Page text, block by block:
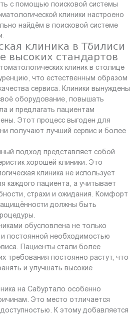
с помощью поисковой системы
клиники настроено
найдём в поисковой системе
клиника в Тбилиси
высоких стандартов
клиник в столице
что естественным образом
сервиса. Клиники вынуждены
оборудование, повышать
и предлагать пациентам
Этот процесс выгоден для
получают лучший сервис и более
подход представляет собой
хорошей клиники. Это
клиника не использует
каждого пациента, а учитывает
страхи и ожидания. Комфорт
должны быть
обусловлена не только
постоянной необходимостью
Пациенты стали более
требования постоянно растут, что
и улучшать высокие
на Сабурталo особенно
Это место отличается
К этому добавляется